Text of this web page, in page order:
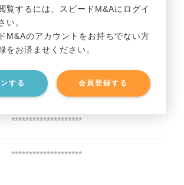
覧するには、スピードM&Aにログイ
い。
M&Aのアカウントをお持ちでない方
をお済ませください。
する 会員登録する
S）
********************
********************
********************
********************